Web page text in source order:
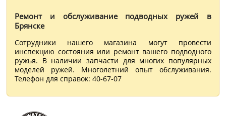
Ремонт и обслуживание подводных ружей в
Брянске
Сотрудники нашего магазина могут провести
инспекцию состояния или ремонт вашего подводного
ружья. В наличии запчасти для многих популярных
моделей ружей. Многолетний опыт обслуживания.
Телефон для справок: 40-67-07